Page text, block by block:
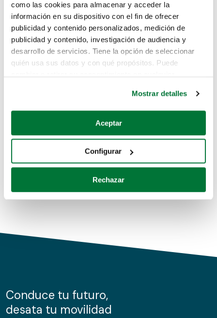
como las cookies para almacenar y acceder la
información en su dispositivo con el fin de ofrecer
publicidad y contenido personalizados, medición de
publicidad y contenido, investigación de audiencia y
desarrollo de servicios. Tiene la opción de seleccionar
quién usa sus datos y con qué propósitos. Puede
Si lo permite, también quisiéramos:
Recopilar información sobre su ubicación geográfica
Identificar su dispositivo analizándolo activamente
para buscar características específicas (huellas
Obtenga más información sobre cómo se procesan sus
de cookies.
información sobre el uso que haga del sitio web con
nuestros partners de redes sociales, publicidad y análisis
Mostrar detalles
Aceptar
Configurar
Rechazar
Lo sentimos, no sabemos como
te hemos traido hasta aquí.
Pero puedes encontrar el coche que estás
buscando en alguno de estos enlaces:
Coches de segunda mano
Coches de km0
Conduce tu futuro,
desata tu movilidad